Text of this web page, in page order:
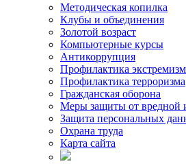
Методическая копилка
Клубы и объединения
Золотой возраст
Компьютерные курсы
Антикоррупция
Профилактика
Профилактика терроризма
Гражданская оборона
Меры защиты от вредной
Защита персональных
Охрана труда
Карта сайта